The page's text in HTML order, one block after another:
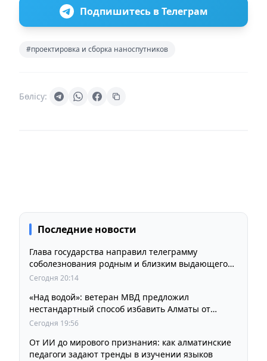
Подпишитесь в Телеграм
#проектировка и сборка наноспутников
Бөлісу:
Последние новости
Глава государства направил телеграмму
соболезнования родным и близким выдающегося
кинорежиссера Ардака Амиркулова
Сегодня 20:14
«Над водой»: ветеран МВД предложил
нестандартный способ избавить Алматы от
пробок и смога
Сегодня 19:56
От ИИ до мирового признания: как алматинские
педагоги задают тренды в изучении языков